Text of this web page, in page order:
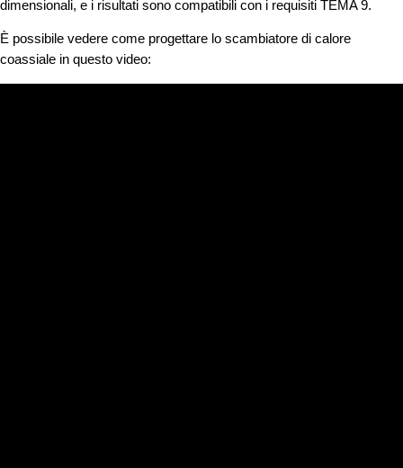
dimensionali, e i risultati sono compatibili con i requisiti TEMA 9.
È possibile vedere come progettare lo scambiatore di calore
coassiale in questo video: